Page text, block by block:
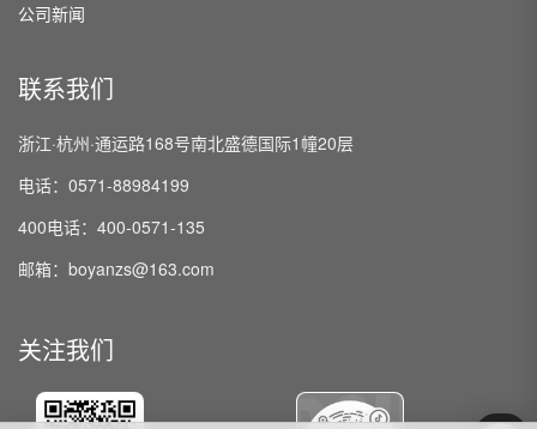
公司新闻
联系我们
浙江·杭州·通运路168号南北盛德国际1幢20层
电话：0571-88984199
400电话：400-0571-135
邮箱：boyanzs@163.com
关注我们